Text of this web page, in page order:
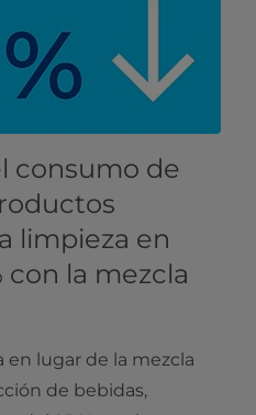
consumo de
limpieza en
con la mezcla
en lugar de la mezcla
de bebidas,